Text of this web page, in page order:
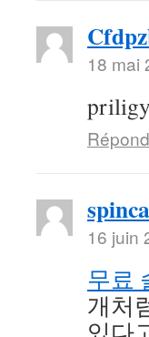
18 mai
16 juin
무료
개처